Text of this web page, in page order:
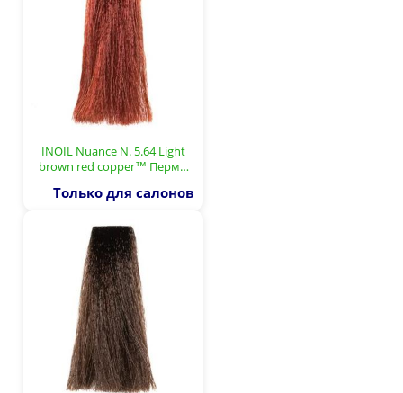
INOIL Nuance N. 5.64 Light
brown red copper™ Перм…
Только для салонов